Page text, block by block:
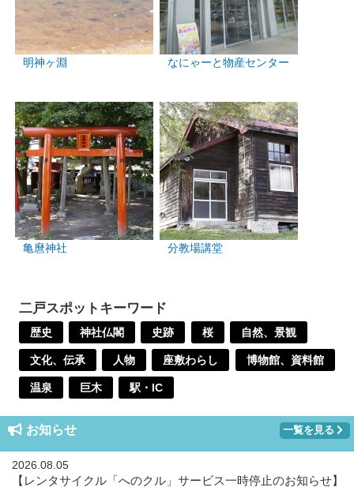
明神ヶ淵 なにゃーと物産センター
亀麿神社 分教場講堂
二戸スポットキーワード
歴史 神社仏閣 史跡 桜 自然、景観
文化、伝承 人物 座敷わらし 博物館、資料館
温泉 巨木 駅・IC
お知らせ 一覧を見る
2026.08.05
【レンタサイクル「へのクル」サービス一時停止のお知らせ】